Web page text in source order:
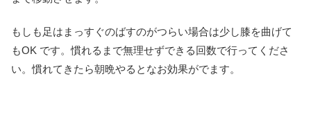
もしも足はまっすぐのばすのがつらい場合は少し膝を曲げて
もOK です。慣れるまで無理せずできる回数で行ってくださ
い。慣れてきたら朝晩やるとなお効果がでます。